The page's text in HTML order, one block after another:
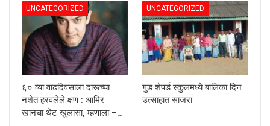
UNCATEGORIZED
६० व्या वाढदिवसाला दारूच्या
नशेत हरवलेले क्षण : आमिर
खानचा थेट खुलासा, म्हणाला –…
UNCATEGORIZED
गुड शेपर्ड स्कुलमध्ये बालिका दिन
उत्साहात साजरा